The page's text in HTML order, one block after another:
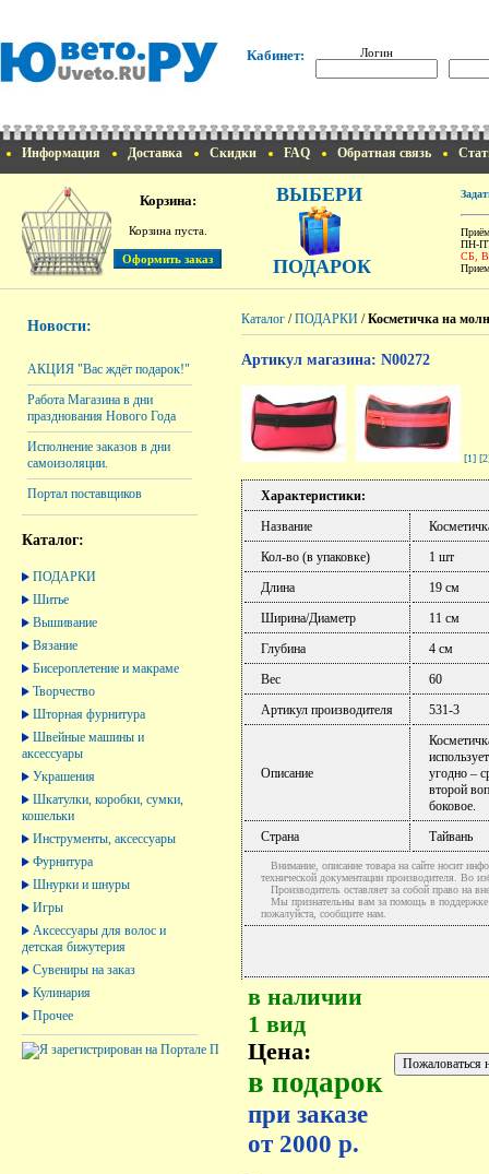
Кабинет: Логин
Информация Доставка Скидки FAQ Обратная связь
Корзина:
Корзина пуста.
ВЫБЕРИ
ПОДАРОК
ПН-
СБ,
Новости:
АКЦИЯ "Вас ждёт подарок!"
Работа Магазина в дни
празднования Нового Года
Исполнение заказов в дни
самоизоляции.
Портал поставщиков
Каталог:
ПОДАРКИ
Шитье
Вышивание
Вязание
Бисероплетение и макраме
Творчество
Шторная фурнитура
Швейные машины и
аксессуары
Украшения
Шкатулки, коробки, сумки,
кошельки
Инструменты, аксессуары
Фурнитура
Шнурки и шнуры
Игры
Аксессуары для волос и
детская бижутерия
Сувениры на заказ
Кулинария
Прочее
Каталог /ПОДАРКИ /Косметичка на
Артикул магазина: N00272
[1]
Характеристики:
Название
Кол-во (в упаковке)
1 шт
Длина
19 см
Ширина/Диаметр
11 см
Глубина
4 см
Вес
60
Артикул производителя
531-3
Описание
угодно –
второй
боковое.
Страна
Тайвань
Внимание, описание товара на сайте носит
технической документации производителя. Во
Производитель оставляет за собой право на
Мы признательны вам за помощь в поддержке
пожалуйста, сообщите нам.
в наличии
1 вид
Цена:
в подарок
при заказе
от 2000 р.